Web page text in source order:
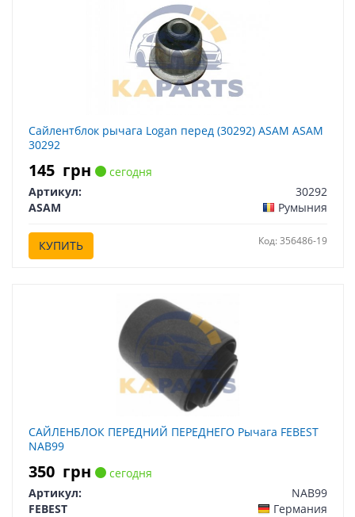
Сайлентблок рычага Logan перед (30292) ASAM ASAM
30292
145 грн
сегодня
Артикул:
30292
ASAM
Румыния
КУПИТЬ Код: 356486-19
САЙЛЕНБЛОК ПЕРЕДНИЙ ПЕРЕДНЕГО Рычага FEBEST
NAB99
350 грн
сегодня
Артикул:
NAB99
FEBEST
Германия